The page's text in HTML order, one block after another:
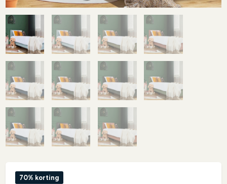
70% korting